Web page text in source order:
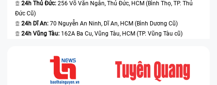
24h Thủ Đức: 256 Võ Văn Ngân, Thủ Đức, HCM (Bình Thọ, TP. Thủ
Đức Cũ)
24h Dĩ An: 70 Nguyễn An Ninh, Dĩ An, HCM (Bình Dương Cũ)
24h Vũng Tàu: 162A Ba Cu, Vũng Tàu, HCM (TP. Vũng Tàu cũ)